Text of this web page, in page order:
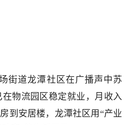
街道龙潭社区在广播声中苏
物流园区稳定就业，月收入
到安居楼，龙潭社区用“产业